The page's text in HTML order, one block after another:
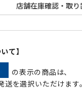
て】
の表示の商品は、
を選択いただけます。